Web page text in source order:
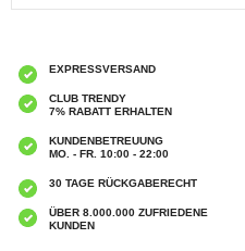
EXPRESSVERSAND
CLUB TRENDY
7% RABATT ERHALTEN
KUNDENBETREUUNG
MO. - FR. 10:00 - 22:00
30 TAGE RÜCKGABERECHT
ÜBER 8.000.000 ZUFRIEDENE
KUNDEN